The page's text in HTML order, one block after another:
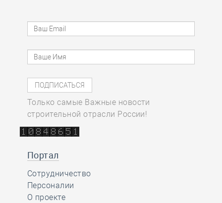
Только самые Важные новости
строительной отрасли России!
Портал
Сотрудничество
Персоналии
О проекте